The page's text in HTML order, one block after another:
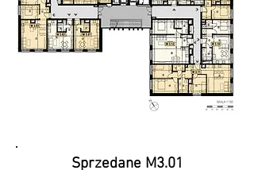
Sprzedane M3.01